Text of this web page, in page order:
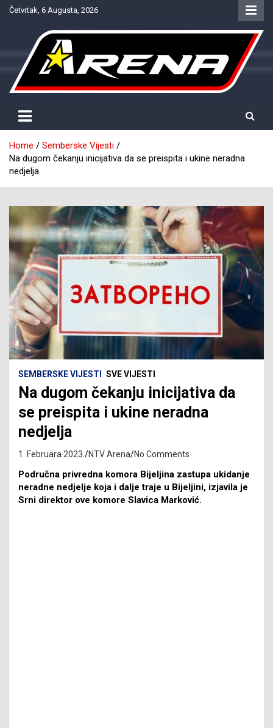
SkipČetvrtak, 6 Augusta, 2026
NTV Arena
Home
Semberske Vijesti
Na dugom čekanju inicijativa da se preispita i ukine neradna
nedjelja
SEMBERSKE VIJESTI SVE VIJESTI
Na dugom čekanju inicijativa da
se preispita i ukine neradna
nedjelja
1. Februara 2023. NTV Arena No Comments
Područna privredna komora Bijeljina zastupa ukidanje
neradne nedjelje koja i dalje traje u Bijeljini, izjavila je
Srni direktor ove komore Slavica Marković.